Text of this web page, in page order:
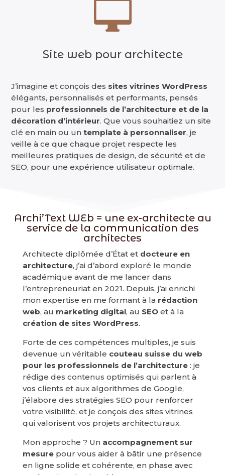

Site web pour architecte
J’imagine et conçois des sites vitrines WordPress
élégants, personnalisés et performants, pensés
pour les professionnels de l’architecture et de la
décoration d’intérieur. Que vous souhaitiez un site
clé en main ou untemplate à personnaliser, je
veille à ce que chaque projet respecte les
meilleures pratiques de design, de sécurité et de
SEO, pour une expérience utilisateur optimale.
Archi’Text WEb = une ex-architecte au
service de la communication des
architectes
Architecte diplômée d’État et docteure en
architecture, j’ai d’abord exploré le monde
académique avant de me lancer dans
l’entrepreneuriat en 2021. Depuis, j’ai enrichi
mon expertise en me formant à la rédaction
web, au marketing digital, au SEOet à la
création de sites WordPress.
Forte de ces compétences multiples, je suis
devenue un véritable couteau suisse du web
pour les professionnels de l’architecture: je
rédige des contenus optimisés qui parlent à
vos clients et aux algorithmes de Google,
j’élabore des stratégies SEO pour renforcer
votre visibilité, et je conçois des sites vitrines
qui valorisent vos projets architecturaux.
Mon approche ? Un accompagnement sur
mesurepour vous aider à bâtir une présence
en ligne solide et cohérente, en phase avec